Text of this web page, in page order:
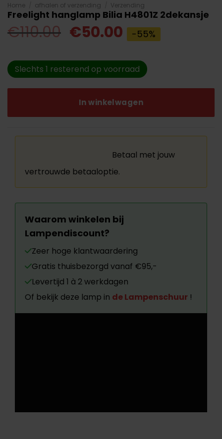
Home afhalen of verzending Verzending
Freelight hanglamp Bilia H4801Z 2dekansje
€110.00 Oorspronkelijke
was:
€110.00.
€50.00 Huidige
prijs
is:
€50.00.
-55%
Slechts 1 resterend op voorraad
In winkelwagen
Betaal met jouw
vertrouwde betaaloptie.
Waarom winkelen bij
Lampendiscount?
Zeer hoge klantwaardering
Gratis thuisbezorgd vanaf €95,-
Levertijd 1 à 2 werkdagen
Of bekijk deze lamp in de Lampenschuur !